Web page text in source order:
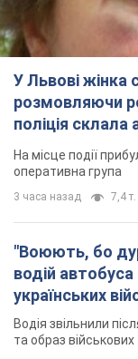
7,4 т.
"Воюють, бо
водій
українських
Відео
та образ військових
"Не слідкує за
Україні
жінку після
скандал. Фото
зовнішності жінки,
"чоловічу стрижку"